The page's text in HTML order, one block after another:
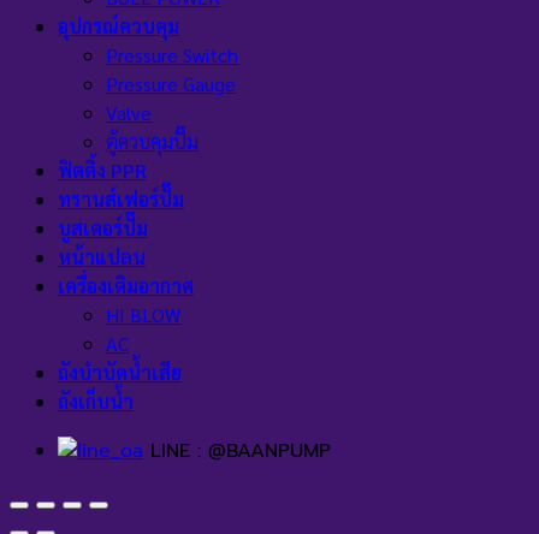
อุปกรณ์ควบคุม
Pressure Switch
Pressure Gauge
Valve
ตู้ควบคุมปั๊ม
ฟิตติ้ง PPR
ทรานส์เฟอร์ปั๊ม
บูสเตอร์ปั๊ม
หน้าแปลน
เครื่องเติมอากาศ
HI BLOW
AC
ถังบำบัดน้ำเสีย
ถังเก็บน้ำ
LINE : @BAANPUMP